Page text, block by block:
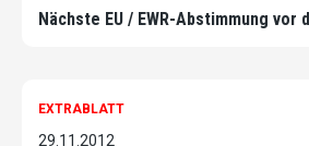
Nächste EU / EWR-Abstimmung vor
EXTRABLATT
29.11.2012